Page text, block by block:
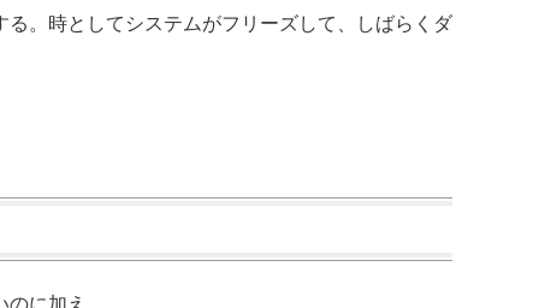
。時としてシステムがフリーズして、しばらくダ